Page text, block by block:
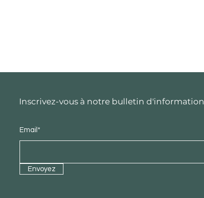
Inscrivez-vous à notre bulletin d'information
Email*
Envoyez